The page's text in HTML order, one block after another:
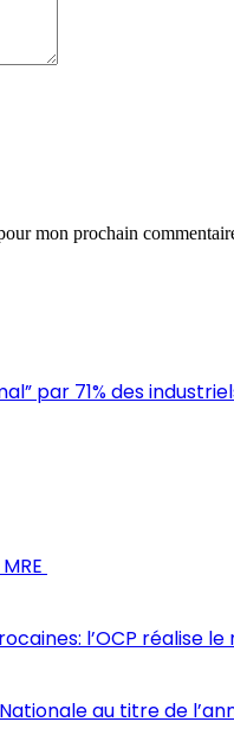
mon prochain
par 71% des
l’OCP réalise le
au titre de